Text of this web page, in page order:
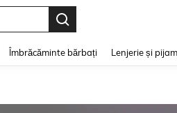
Îmbrăcăminte bărbați Lenjerie și